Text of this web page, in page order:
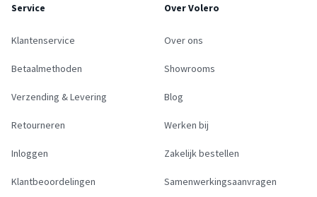
Service
Klantenservice
Betaalmethoden
Verzending & Levering
Retourneren
Inloggen
Klantbeoordelingen
Over Volero
Over ons
Showrooms
Blog
Werken bij
Zakelijk bestellen
Samenwerkingsaanvragen